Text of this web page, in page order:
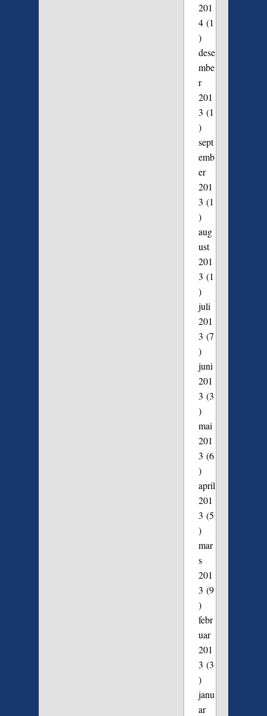
201
4(1
)
dese
mbe
r
201
3 (1
)
sept
emb
er
201
3 (1
)
aug
ust
201
3 (1
)
juli
201
3 (7
)
juni
201
3 (3
)
mai
201
3 (6
)
april
201
3 (5
)
mar
s
201
3 (9
)
febr
uar
201
3 (3
)
janu
ar